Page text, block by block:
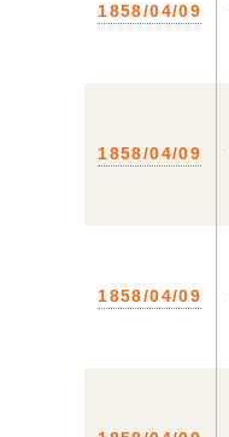
1858/04/09
1858/04/09
1858/04/09